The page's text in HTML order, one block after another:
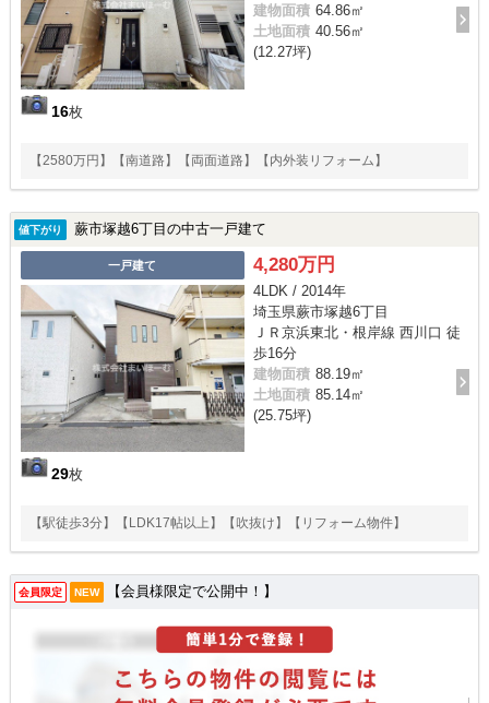
16枚
建物面積 64.86㎡
土地面積 40.56㎡
(12.27坪)
【2580万円】【南道路】【両面道路】【内外装リフォーム】
値下がり 蕨市塚越6丁目の中古一戸建て
一戸建て
29枚
4,280万円
4LDK / 2014年
埼玉県蕨市塚越6丁目
ＪＲ京浜東北・根岸線 西川口 徒
歩16分
建物面積 88.19㎡
土地面積 85.14㎡
(25.75坪)
【駅徒歩3分】【LDK17帖以上】【吹抜け】【リフォーム物件】
会員限定 NEW 【会員様限定で公開中！】